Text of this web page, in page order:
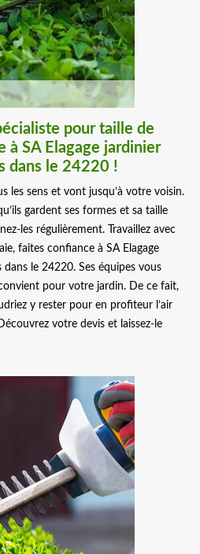
pour taille de
à SA Elagage jardinier
dans le 24220 !
les sens et vont jusqu’à votre voisin.
gardent ses formes et sa taille
les régulièrement. Travaillez avec
faites confiance à SA Elagage
le 24220. Ses équipes vous
pour votre jardin. De ce fait,
y rester pour en profiteur l’air
votre devis et laissez-le